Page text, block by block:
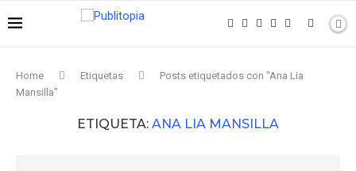
Home Etiquetas
Posts etiquetados con "Ana Lia
Mansilla"
ETIQUETA: ANA LIA MANSILLA